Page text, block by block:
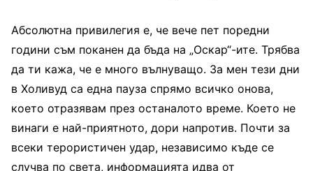
Абсолютна привилегия е, че вече пет поредни
години съм поканен да бъда на „Оскар“-ите. Трябва
да ти кажа, че е много вълнуващо. За мен тези дни
в Холивуд са една пауза спрямо всичко онова,
което отразявам през останалото време. Което не
винаги е най-приятното, дори напротив. Почти за
всеки терористичен удар, независимо къде се
случва по света, информацията идва от